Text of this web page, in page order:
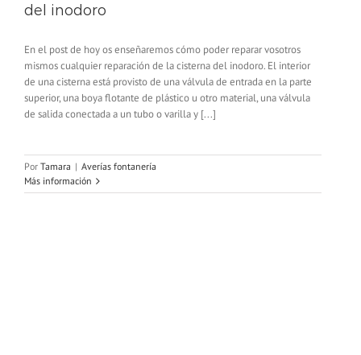
del inodoro
En el post de hoy os enseñaremos cómo poder reparar vosotros
mismos cualquier reparación de la cisterna del inodoro. El interior
de una cisterna está provisto de una válvula de entrada en la parte
superior, una boya flotante de plástico u otro material, una válvula
de salida conectada a un tubo o varilla y [...]
Por Tamara | Averías fontanería
Más información